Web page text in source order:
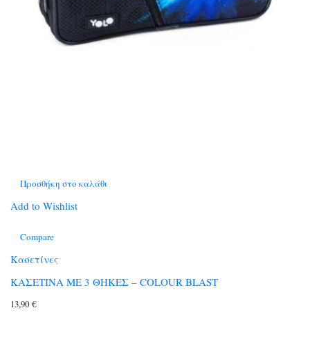
Προσθήκη στο καλάθι
Add to Wishlist
Compare
Κασετίνες
ΚΑΣΕΤΙΝΑ ΜΕ 3 ΘΗΚΕΣ – COLOUR BLAST
13,90 €